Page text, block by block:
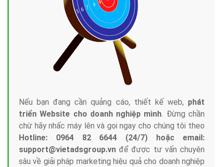
Nếu bạn đang cần quảng cáo, thiết kế web, phát
triển Website cho doanh nghiệp mình. Đừng chần
chừ hãy nhấc máy lên và gọi ngay cho chúng tôi theo
Hotline: 0964 82 6644 (24/7) hoặc email:
support@vietadsgroup.vn để được tư vấn chuyên
sâu về giải pháp marketing hiệu quả cho doanh nghiệp